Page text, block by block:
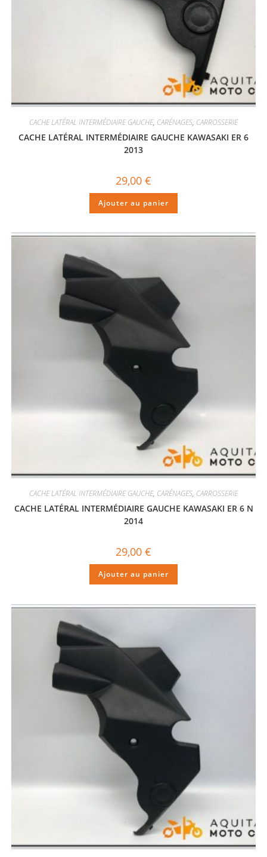
CACHE LATÉRAL INTERMÉDIAIRE GAUCHE, CARÉNAGES, CARROSSERIE
CACHE LATÉRAL INTERMÉDIAIRE GAUCHE KAWASAKI ER 6
2013
29,00 €
Ajouter au panier
CACHE LATÉRAL INTERMÉDIAIRE GAUCHE, CARÉNAGES, CARROSSERIE
CACHE LATÉRAL INTERMÉDIAIRE GAUCHE KAWASAKI ER 6 N
2014
29,00 €
Ajouter au panier